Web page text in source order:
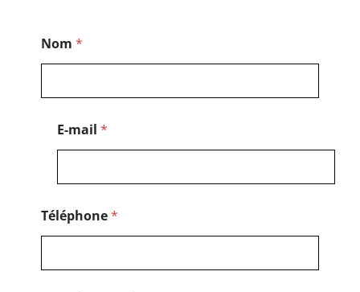
P
o
Nom *
E-mail *
Téléphone*